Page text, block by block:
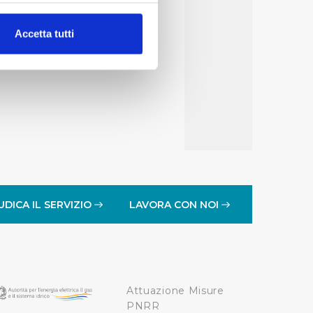
(impronte
che l’Utente ha fornito
i singoli cookie
Accetta tutti
IL SERVIZIO LAVORA CON NOI
Attuazione Misure
PNRR